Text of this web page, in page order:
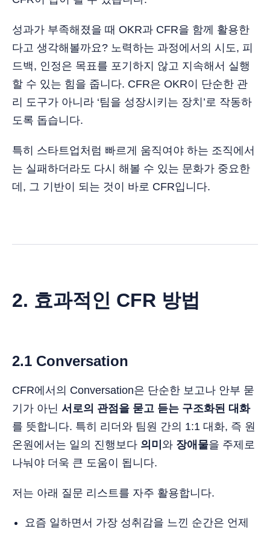
성과가 부족해졌을 때 OKR과 CFR을 함께 활용한
다고 생각해볼까요? 노력하는 과정에서의 시도, 피
드백, 인정은 목표를 포기하지 않고 지속해서 실행
할 수 있는 힘을 줍니다. CFR은 OKR이 단순한 관
리 도구가 아니라 ‘팀을 성장시키는 장치’로 작동하
도록 돕습니다.
특히 스타트업처럼 빠르게 움직여야 하는 조직에서
는 실패하더라도 다시 해볼 수 있는 문화가 중요한
데, 그 기반이 되는 것이 바로 CFR입니다.
2. 효과적인 CFR 방법
2.1 Conversation
CFR에서의 Conversation은 단순한 보고나 안부 묻
기가 아닌 서로의 관점을 묻고 듣는 구조화된 대화
를 뜻합니다. 특히 리더와 팀원 간의 1:1 대화, 즉 원
온원에서는 일의 진행보다 의미 와 장애물을 주제로
나눠야 더욱 큰 도움이 됩니다.
저는 아래 질문 리스트를 자주 활용합니다.
요즘 일하면서 가장 성취감을 느낀 순간은 언제